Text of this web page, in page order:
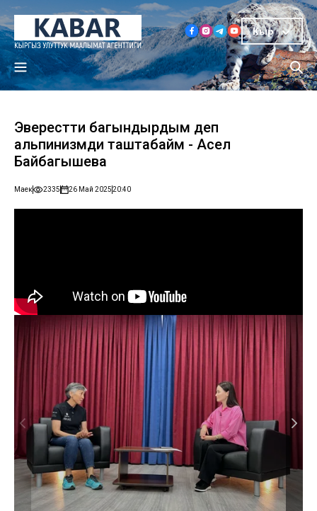
Кыр
Эверестти багындырдым деп
альпинизмди таштабайм - Асел
Байбагышева
Маек 2335 26 Май 202520:40